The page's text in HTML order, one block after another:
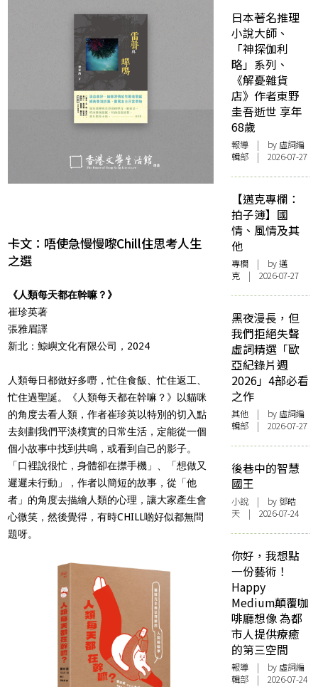
卡文：唔使急慢慢嚟Chill住思考人生
之選
《人類每天都在幹嘛？》
崔珍英著
張雅眉譯
新北：鯨嶼文化有限公司，2024
人類每日都做好多嘢，忙住食飯、忙住返工、
忙住過聖誕。《人類每天都在幹嘛？》以貓咪
的角度去看人類，作者崔珍英以特別的切入點
去刻劃我們平淡樸實的日常生活，定能從一個
個小故事中找到共鳴，或看到自己的影子。
「口裡說很忙，身體卻在㩒手機」、「想做又
遲遲未行動」，作者以簡短的故事，從「他
者」的角度去描繪人類的心理，讓大家產生會
心微笑，然後覺得，有時CHILL啲好似都無問
題呀。
日本著名推理
小說大師、
「神探伽利
略」系列、
《解憂雜貨
店》作者東野
圭吾逝世 享年
68歲
報導 | by 虛詞編
輯部 | 2026-07-27
【邁克專欄：
拍子簿】國
情、風情及其
他
專欄 | by邁
克 | 2026-07-27
黑夜漫長，但
我們拒絕失聲
虛詞精選「歐
亞紀錄片週
2026」4部必看
之作
其他 | by 虛詞編
輯部 | 2026-07-27
後巷中的智慧
國王
小說 | by 鄧皓
天 | 2026-07-24
你好，我想點
一份藝術！
Happy
Medium顛覆咖
啡廳想像 為都
市人提供療癒
的第三空間
報導 | by 虛詞編
輯部 | 2026-07-24